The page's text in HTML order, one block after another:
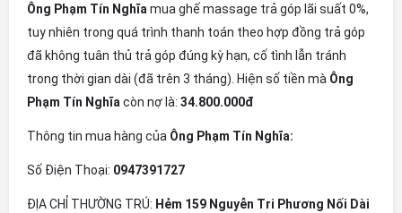
Ông Phạm Tín Nghĩa mua ghế massage trả góp lãi suất 0%,
tuy nhiên trong quá trình thanh toán theo hợp đồng trả góp
đã không tuân thủ trả góp đúng kỳ hạn, cố tình lẫn tránh
trong thời gian dài (đã trên 3 tháng). Hiện số tiền mà Ông
Phạm Tín Nghĩa còn nợ là: 34.800.000đ
Thông tin mua hàng của Ông Phạm Tín Nghĩa:
Số Điện Thoại: 0947391727
ĐỊA CHỈ THƯỜNG TRÚ: Hẻm 159 Nguyễn Tri Phương Nối Dài